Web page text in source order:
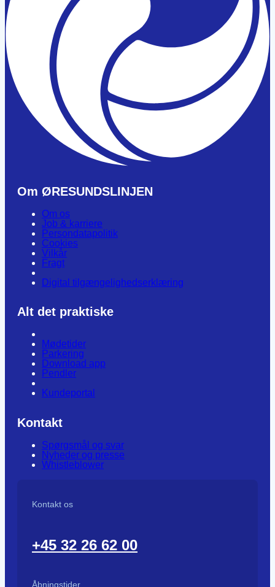
Om ØRESUNDSLINJEN
Om os
Job & karriere
Persondatapolitik
Cookies
Vilkår
Fragt
Digital tilgængelighedserklæring
Alt det praktiske
Mødetider
Parkering
Download app
Pendler
Kundeportal
Kontakt
Spørgsmål og svar
Nyheder og presse
Whistleblower
Kontakt os
+45 32 26 62 00
Åbningstider